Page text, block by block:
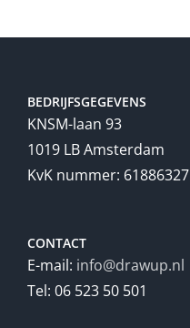
BEDRIJFSGEGEVENS
KNSM-laan 93
1019 LB Amsterdam
KvK nummer: 61886327
CONTACT
E-mail: info@drawup.nl
Tel: 06 523 50 501